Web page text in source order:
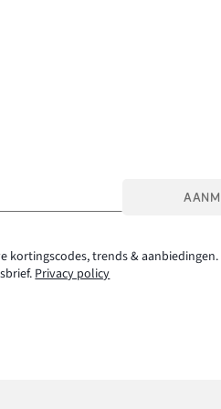
trends &
Privacy policy